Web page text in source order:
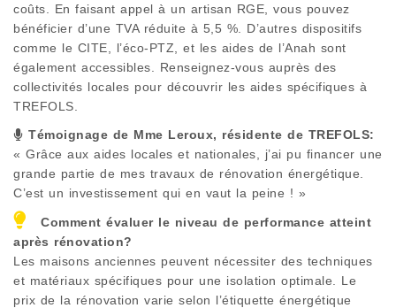
coûts. En faisant appel à un artisan RGE, vous pouvez
bénéficier d’une TVA réduite à 5,5 %. D’autres dispositifs
comme le CITE, l’éco-PTZ, et les aides de l’Anah sont
également accessibles. Renseignez-vous auprès des
collectivités locales pour découvrir les aides spécifiques à
TREFOLS
Témoignage de Mme Leroux, résidente de TREFOLS:
« Grâce aux aides locales et nationales, j’ai pu financer une
grande partie de mes travaux de rénovation énergétique.
C’est un investissement qui en vaut la peine ! »
Comment évaluer le niveau de performance atteint
après rénovation?
Les maisons anciennes peuvent nécessiter des techniques
et matériaux spécifiques pour une isolation optimale. Le
prix de la rénovation varie selon l’étiquette énergétique